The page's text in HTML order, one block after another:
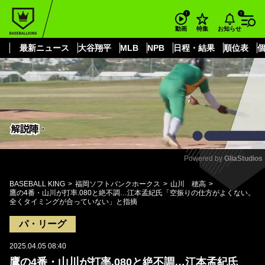
動画 特集 お知らせ
最新ニュース 大谷翔平 MLB NPB 日程・結果 順位表
もっと見る
Mute
Powered by GliaStudios
BASEBALL KING 福岡ソフトバンクホークス
山川 穂高
鷹の4番・山川が打率.080と絶不調…江本孟紀氏「空振りの仕方がよくない。
全くタイミングが合っていない」と指摘
パ・リーグ
2025.04.05 08:40
鷹の4番・山川が打率.080と絶不調…江本孟紀氏